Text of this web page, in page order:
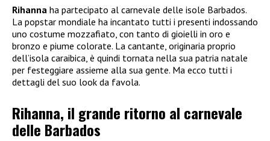
Rihanna ha partecipato al carnevale delle isole Barbados.
La popstar mondiale ha incantato tutti i presenti indossando
uno costume mozzafiato, con tanto di gioielli in oro e
bronzo e piume colorate. La cantante, originaria proprio
dell’isola caraibica, è quindi tornata nella sua patria natale
per festeggiare assieme alla sua gente. Ma ecco tutti i
dettagli del suo look da favola.
Rihanna, il grande ritorno al carnevale
delle Barbados